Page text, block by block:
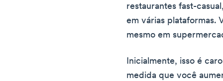
restaurantes fast-
em várias plataformas.
mesmo em
Inicialmente, isso é
medida que você